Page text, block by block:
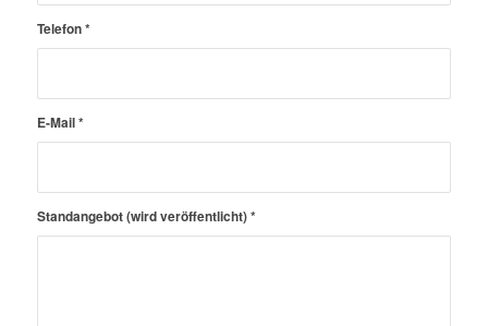
Telefon*
E-Mail*
Standangebot (wird veröffentlicht)*